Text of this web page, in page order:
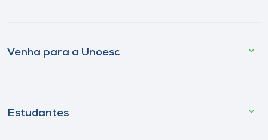
Venha para a Unoesc
Estudantes